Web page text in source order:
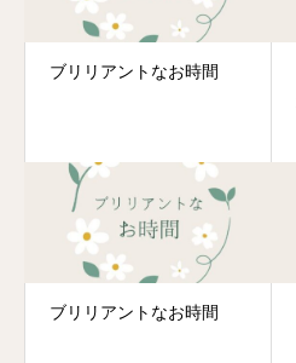
ブリリアントなお時間
ブリリアントなお時間